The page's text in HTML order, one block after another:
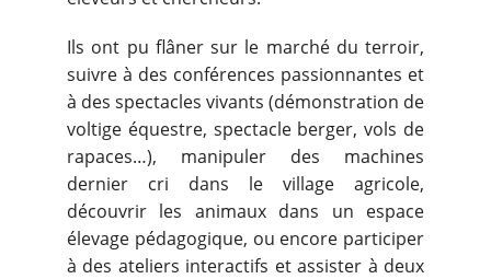
Ils ont pu flâner sur le marché du terroir,
suivre à des conférences passionnantes et
à des spectacles vivants (démonstration de
voltige équestre, spectacle berger, vols de
rapaces…), manipuler des machines
dernier cri dans le village agricole,
découvrir les animaux dans un espace
élevage pédagogique, ou encore participer
à des ateliers interactifs et assister à deux